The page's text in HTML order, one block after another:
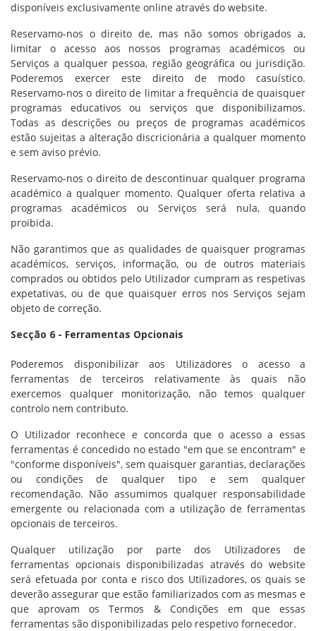
disponíveis exclusivamente online através do website.
Reservamo-nos o direito de, mas não somos obrigados a,
limitar o acesso aos nossos programas académicos ou
Serviços a qualquer pessoa, região geográfica ou jurisdição.
Poderemos exercer este direito de modo casuístico.
Reservamo-nos o direito de limitar a frequência de quaisquer
programas educativos ou serviços que disponibilizamos.
Todas as descrições ou preços de programas académicos
estão sujeitas a alteração discricionária a qualquer momento
e sem aviso prévio.
Reservamo-nos o direito de descontinuar qualquer programa
académico a qualquer momento. Qualquer oferta relativa a
programas académicos ou Serviços será nula, quando
proibida.
Não garantimos que as qualidades de quaisquer programas
académicos, serviços, informação, ou de outros materiais
comprados ou obtidos pelo Utilizador cumpram as respetivas
expetativas, ou de que quaisquer erros nos Serviços sejam
objeto de correção.
Secção 6 - Ferramentas Opcionais
Poderemos disponibilizar aos Utilizadores o acesso a
ferramentas de terceiros relativamente às quais não
exercemos qualquer monitorização, não temos qualquer
controlo nem contributo.
O Utilizador reconhece e concorda que o acesso a essas
ferramentas é concedido no estado "em que se encontram" e
"conforme disponíveis", sem quaisquer garantias, declarações
ou condições de qualquer tipo e sem qualquer
recomendação. Não assumimos qualquer responsabilidade
emergente ou relacionada com a utilização de ferramentas
opcionais de terceiros.
Qualquer utilização por parte dos Utilizadores de
ferramentas opcionais disponibilizadas através do website
será efetuada por conta e risco dos Utilizadores, os quais se
deverão assegurar que estão familiarizados com as mesmas e
que aprovam os Termos & Condições em que essas
ferramentas são disponibilizadas pelo respetivo fornecedor.